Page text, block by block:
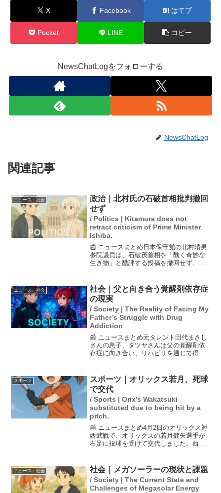
X Facebook はてブ
Pocket LINE コピー
NewsChatLogをフォローする
NewsChatLog
関連記事
ニュース・社会
政治｜北村氏の石破首相批判撤回
せず
/ Politics | Kitamura does not
retract criticism of Prime Minister
Ishiba.
📰 ニュースまとめ日本保守党の北村晴男
参院議員は、石破茂首相を「醜く奇妙な
生き物」と酷評する投稿を撤回せず、そ
の言葉に対してしっかりとした見解を示
し、石破首相の政権運営...
ニュース・社会
社会｜父と向き合う覚醒剤依存症
の現実
/ Society | The Reality of Facing My
Father’s Struggle with Drug
Addiction
📰 ニュースまとめ元タレント田代まさし
さんの息子、タツヤさんは父の覚醒剤依
存症に向き合い、リハビリを通じて得た
重要性を強調し、時には心ない言葉に直
面しながらも前向きな...
スポーツ
スポーツ｜オリックス若月、死球
で交代
/ Sports | Orix’s Wakatsuki
substituted due to being hit by a
pitch.
📰 ニュースまとめ4月2日のオリックス対
西武戦で、オリックスの若月健矢選手が
右足に投球を受けて交代しました。西武
合では、オリックスの宮城投手が今季初
勝利を挙げ、チームは...
ニュース・社会 社会｜メガソーラーの現状と課題
/ Society | The Current State and
Challenges of Megasolar Energy